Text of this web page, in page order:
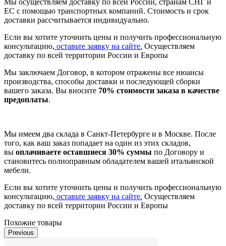
Мы осуществляем доставку по всей России, странам СНГ и
ЕС с помощью транспортных компаний. Стоимость и срок
доставки рассчитывается индивидуально.
Если вы хотите уточнить цены и получить профессиональную
консультацию, оставьте заявку на сайте. Осуществляем
доставку по всей территории России и Европы
Мы заключаем Договор, в котором отражены все нюансы
производства, способы доставки и последующей сборки
вашего заказа. Вы вносите 70% стоимости заказа в качестве
предоплаты.
Мы имеем два склада в Санкт-Петербурге и в Москве. После
того, как ваш заказ попадает на один из этих складов,
вы оплачиваете оставшиеся 30% суммы по Договору и
становитесь полноправным обладателем вашей итальянской
мебели.
Если вы хотите уточнить цены и получить профессиональную
консультацию, оставьте заявку на сайте. Осуществляем
доставку по всей территории России и Европы
Похожие товары
Previous